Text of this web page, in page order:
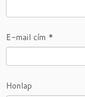
E-mail cím *
Honlap